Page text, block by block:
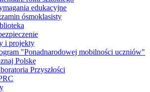
edukacyjne
ósmoklasisty
i projekty
"Ponadnarodowej mobilności uczniów"
Polskę
Przyszłości